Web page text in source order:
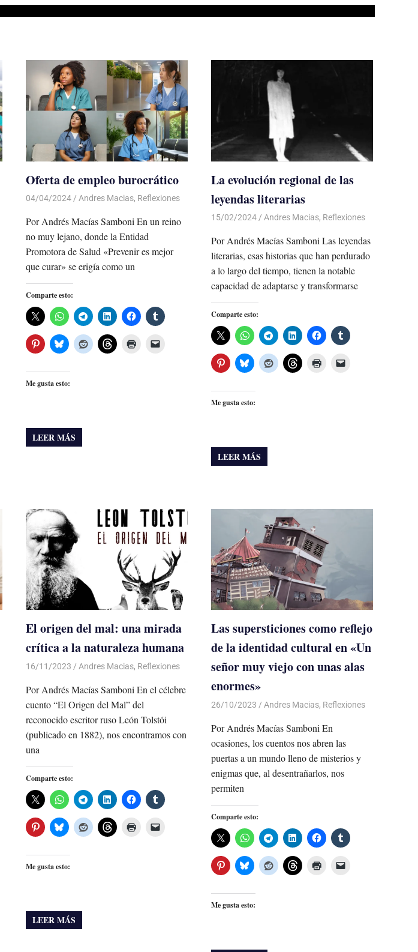
Oferta de empleo burocrático
04/04/2024 De todo un Poco
Andres Macias, Reflexiones
Por Andrés Macías Samboni En un reino
no muy lejano, donde la Entidad
Promotora de Salud «Prevenir es mejor
que curar» se erigía como un
Comparte esto:
Me gusta esto:
LEER MÁS
La evolución regional de las
leyendas literarias
15/02/2024 De todo un Poco
Andres Macias, Reflexiones
Por Andrés Macías Samboni Las leyendas
literarias, esas historias que han perdurado
a lo largo del tiempo, tienen la notable
capacidad de adaptarse y transformarse
Comparte esto:
Me gusta esto:
LEER MÁS
El origen del mal: una mirada
crítica a la naturaleza humana
16/11/2023 De todo un Poco
Andres Macias, Reflexiones
Por Andrés Macías Samboni En el célebre
cuento “El Origen del Mal” del
reconocido escritor ruso León Tolstói
(publicado en 1882), nos encontramos con
una
Comparte esto:
Me gusta esto:
LEER MÁS
Las supersticiones como reflejo
de la identidad cultural en «Un
señor muy viejo con unas alas
enormes»
26/10/2023 De todo un Poco
Andres Macias, Reflexiones
Por Andrés Macías Samboni En
ocasiones, los cuentos nos abren las
puertas a un mundo lleno de misterios y
enigmas que, al desentrañarlos, nos
permiten
Comparte esto:
Me gusta esto: